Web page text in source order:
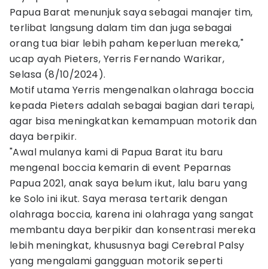
Papua Barat menunjuk saya sebagai manajer tim,
terlibat langsung dalam tim dan juga sebagai
orang tua biar lebih paham keperluan mereka,"
ucap ayah Pieters, Yerris Fernando Warikar,
Selasa (8/10/2024).
Motif utama Yerris mengenalkan olahraga boccia
kepada Pieters adalah sebagai bagian dari terapi,
agar bisa meningkatkan kemampuan motorik dan
daya berpikir.
"Awal mulanya kami di Papua Barat itu baru
mengenal boccia kemarin di event Peparnas
Papua 2021, anak saya belum ikut, lalu baru yang
ke Solo ini ikut. Saya merasa tertarik dengan
olahraga boccia, karena ini olahraga yang sangat
membantu daya berpikir dan konsentrasi mereka
lebih meningkat, khususnya bagi Cerebral Palsy
yang mengalami gangguan motorik seperti